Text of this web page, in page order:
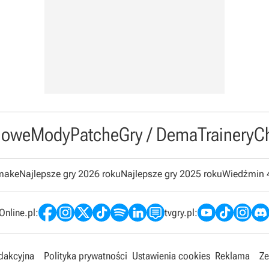
ModyPatcheGry / DemaTrainery
Najlepsze gry 2026 rokuNajlepsze gry 2025 rokuWiedźmin
tvgry.pl:
Polityka prywatności Ustawienia cookies Reklama